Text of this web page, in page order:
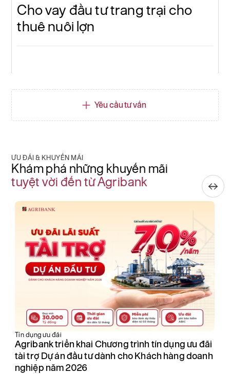
Cho vay đầu tư trang trại cho
thuê nuôi lợn
Yêu cầu tư vấn
ƯU ĐÃI & KHUYẾN MÃI
Khám phá những khuyến mãi
tuyệt vời đến từ Agribank
Tín dụng ưu đãi
Agribank triển khai Chương trình tín dụng ưu đãi
tài trợ Dự án đầu tư dành cho Khách hàng doanh
nghiệp năm 2026